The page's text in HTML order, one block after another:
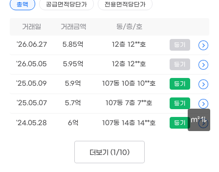
m²
총액 공급면적당단가 전용면적당단가
거래일 거래금액 동/층/호
'26.06.27 5.85억 12층 12**호 등기
'26.05.05 5.95억 12층 12**호 등기
'25.05.09 5.9억 107동 10층 10**호 등기
'25.05.07 5.7억 107동 7층 7**호 등기
'24.05.28 6억 107동 14층 14**호 등기
더보기 (1/10)